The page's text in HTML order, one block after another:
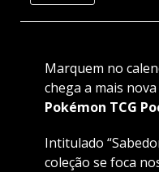
Marquem no
chega a mais
Pokémon TCG
Intitulado
coleção se foca